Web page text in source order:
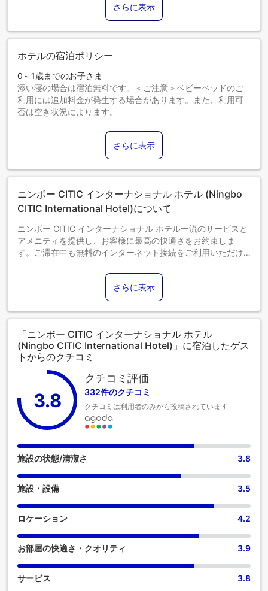
さらに表示
ホテルの宿泊ポリシー
0～1歳までのお子さま
添い寝の場合は宿泊無料です。＜ご注意＞ベビーベッドのご
利用には追加料金が発生する場合があります。また、利用可
否は空き状況によります。
添い寝の場合は宿泊無料です。
19歳以上のゲストは大人とみなされます。
エキストラベッドの追加可否は、お部屋タイプにより異なり
ます。各部屋タイプ欄の記載をご確認ください。
さらに表示
ニンボー CITIC インターナショナル ホテル (Ningbo
CITIC International Hotel)について
ニンボー CITIC インターナショナル ホテル一流のサービスと
アメニティを提供し、お客様に最高の快適さをお約束しま
す。ご滞在中も無料のインターネット接続をご利用いただけ
（ニンポー）の素晴らしさを簡単に体験できます。当宿泊施
設では、バリアフリー対応の駐車場をご利用いただけます。
フロントデスクが提供するコンシェルジュサービスを利用し
て、毎日のアクティビティや旅行の計画を簡単に立てること
一流イベントのチケットを確保したり、人気のレストランを
予約したりするのが簡単です。 当宿泊施設では、館内のラン
ドリーサービスを利用することで、お気に入りの旅行着を清
潔に保つことができるため、持参する衣類を少なくすること
ができます。リラックスしたいなら、ルームサービスなどの
室内設備・サービスで、お部屋で過ごす時間を最大限にお楽
しみいただけます。 コンビニエンスストアがあれば、急な買
い物にもすぐに対応できるため、外出する必要がありませ
ん。喫煙は指定された喫煙ゾーンに限られます。居心地の良
さを追求した各客室は、快適さを保ちながら、静かな眠りを
お約束する様々な機能を備えています。一部の客室では、室
内エンターテイメントをお楽しみいただけます。一部の客室
では、お客様のご要望に応じたお飲み物をご用意しておりま
す。 バスローブ、タオル、ドライヤーは一部のゲストルーム
にご用意しております。 ニンボー CITIC インターナショナル
ます。 当宿泊施設では様々な素晴らしい食事が提供され、魅
力的で簡単に利用できるオプションが常に用意されていま
す。 当宿泊施設のエンターテイメント施設で過ごす夜は、冒
険仲間と出かけるのと同じくらい楽しいものです。ニンボー
さらに表示
「ニンボー CITIC インターナショナル ホテル
(Ningbo CITIC International Hotel)」に宿泊したゲス
トからのクチコミ
3.8
クチコミ評価
332件のクチコミ
クチコミは利用者のみから投稿されています
施設の状態/清潔さ 3.8
施設・設備 3.5
ロケーション 4.2
お部屋の快適さ・クオリティ 3.9
サービス 3.8